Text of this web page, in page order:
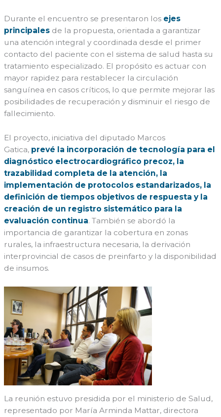
Durante el encuentro se presentaron los ejes
principales de la propuesta, orientada a garantizar
una atención integral y coordinada desde el primer
contacto del paciente con el sistema de salud hasta su
tratamiento especializado. El propósito es actuar con
mayor rapidez para restablecer la circulación
sanguínea en casos críticos, lo que permite mejorar las
posibilidades de recuperación y disminuir el riesgo de
fallecimiento.
El proyecto, iniciativa del diputado Marcos
Gatica, prevé la incorporación de tecnología para el
diagnóstico electrocardiográfico precoz, la
trazabilidad completa de la atención, la
implementación de protocolos estandarizados, la
definición de tiempos objetivos de respuesta y la
creación de un registro sistemático para la
evaluación continua. También se abordó la
importancia de garantizar la cobertura en zonas
rurales, la infraestructura necesaria, la derivación
interprovincial de casos de preinfarto y la disponibilidad
de insumos.
La reunión estuvo presidida por el ministerio de Salud,
representado por María Arminda Mattar, directora